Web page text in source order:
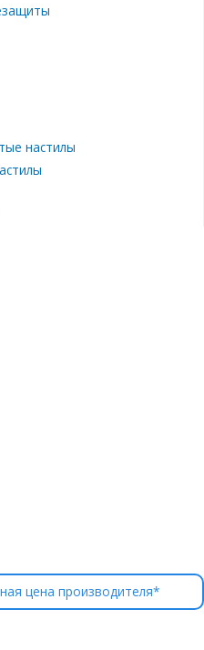
настилы
цена производителя*